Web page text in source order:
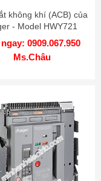
không khí (ACB) của
- Model HWY721
0909.067.950
Ms.Châu